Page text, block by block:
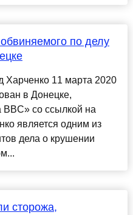
по делу
Харченко 11 марта 2020
в Донецке,
со ссылкой на
является одним из
дела о крушении
сторожа,